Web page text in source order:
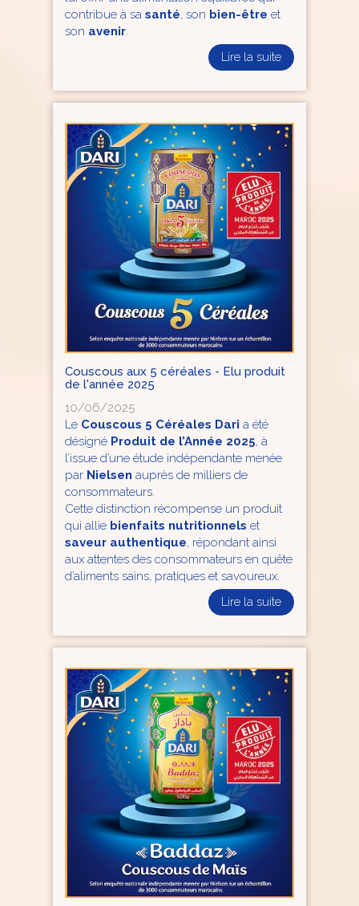
contribue à sa santé, son bien-être et
son avenir.
Lire la suite
Couscous aux 5 céréales - Elu produit
de l'année 2025
10/06/2025
Le Couscous 5 Céréales Dari a été
désigné Produit de l’Année 2025, à
l’issue d’une étude indépendante menée
par Nielsen auprès de milliers de
consommateurs.
Cette distinction récompense un produit
qui allie bienfaits nutritionnels et
saveur authentique, répondant ainsi
aux attentes des consommateurs en quête
d’aliments sains, pratiques et savoureux.
Lire la suite